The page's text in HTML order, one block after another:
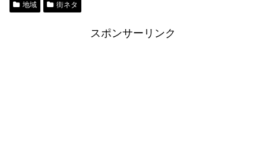
地域 街ネタ
スポンサーリンク